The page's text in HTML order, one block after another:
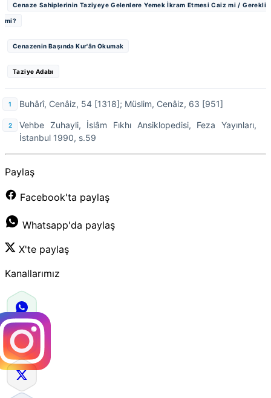
Cenaze Sahiplerinin Taziyeye Gelenlere Yemek İkram Etmesi Caiz mi / Gerekli
mi?
Cenazenin Başında Kur'ân Okumak
Taziye Adabı
Buhârî, Cenâiz, 54 [1318]; Müslim, Cenâiz, 63 [951]
Vehbe Zuhayli, İslâm Fıkhı Ansiklopedisi, Feza Yayınları,
İstanbul 1990, s.59
Paylaş
Facebook'ta paylaş
Whatsapp'da paylaş
X'te paylaş
Kanallarımız